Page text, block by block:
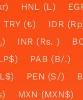
HNL (L)
TRY (₺) IDR
IRR (﷼)
INR (Rs. )
PAB (B/.)
PEN (S/)
MXN (MXN$)